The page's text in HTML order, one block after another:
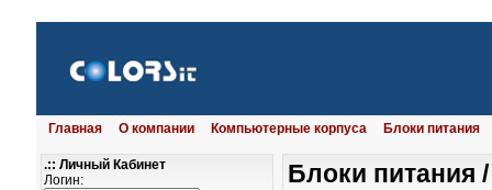
Главная О компании Компьютерные корпуса Блоки питания
.:: Личный Кабинет
Логин:
Блоки питания